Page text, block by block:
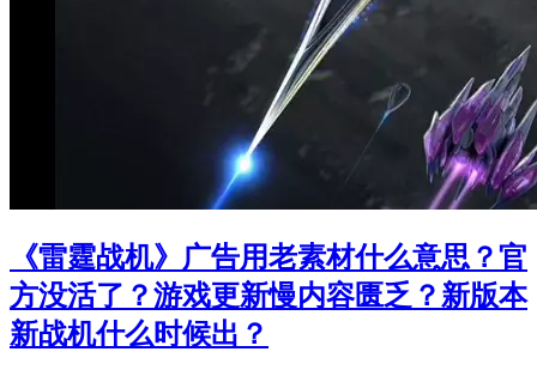
《雷霆战机》广告用老素材什么意思？官
方没活了？游戏更新慢内容匮乏？新版本
新战机什么时候出？